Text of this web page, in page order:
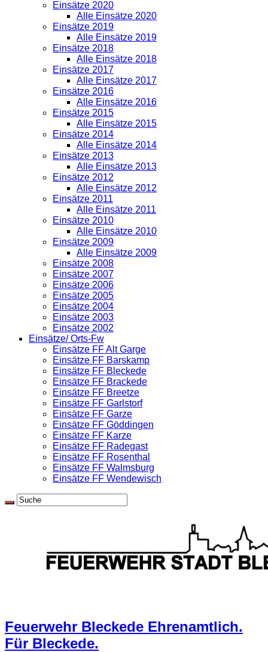
Einsätze 2020
Alle Einsätze 2020
Einsätze 2019
Alle Einsätze 2019
Einsätze 2018
Alle Einsätze 2018
Einsätze 2017
Alle Einsätze 2017
Einsätze 2016
Alle Einsätze 2016
Einsätze 2015
Alle Einsätze 2015
Einsätze 2014
Alle Einsätze 2014
Einsätze 2013
Alle Einsätze 2013
Einsätze 2012
Alle Einsätze 2012
Einsätze 2011
Alle Einsätze 2011
Einsätze 2010
Alle Einsätze 2010
Einsätze 2009
Alle Einsätze 2009
Einsätze 2008
Einsätze 2007
Einsätze 2006
Einsätze 2005
Einsätze 2004
Einsätze 2003
Einsätze 2002
Einsätze/ Orts-Fw
Einsätze FF Alt Garge
Einsätze FF Barskamp
Einsätze FF Bleckede
Einsätze FF Brackede
Einsätze FF Breetze
Einsätze FF Garlstorf
Einsätze FF Garze
Einsätze FF Göddingen
Einsätze FF Karze
Einsätze FF Radegast
Einsätze FF Rosenthal
Einsätze FF Walmsburg
Einsätze FF Wendewisch
Feuerwehr Bleckede Ehrenamtlich.
Für Bleckede.